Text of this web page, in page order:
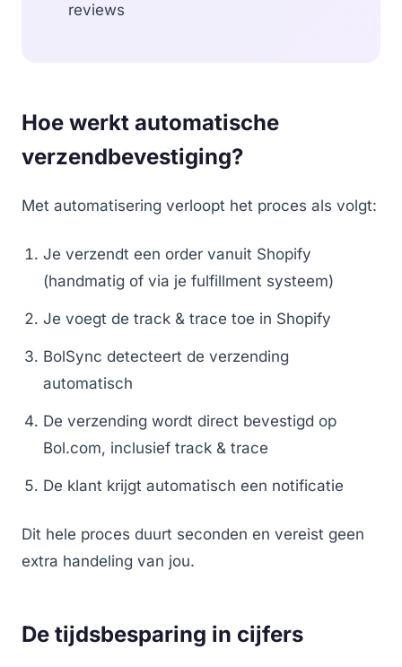
reviews
Hoe werkt automatische
verzendbevestiging?
Met automatisering verloopt het proces als volgt:
Je verzendt een order vanuit Shopify
(handmatig of via je fulfillment systeem)
Je voegt de track & trace toe in Shopify
BolSync detecteert de verzending
automatisch
De verzending wordt direct bevestigd op
Bol.com, inclusief track & trace
De klant krijgt automatisch een notificatie
Dit hele proces duurt seconden en vereist geen
extra handeling van jou.
De tijdsbesparing in cijfers